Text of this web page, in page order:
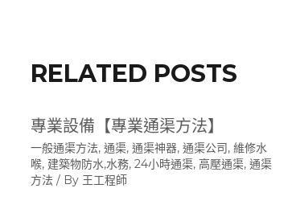
RELATED POSTS
專業設備【專業通渠方法】
一般通渠方法, 通渠, 通渠神器, 通渠公司, 維修水
喉, 建築物防水,水務, 24小時通渠, 高壓通渠, 通渠
方法 / By 王工程師